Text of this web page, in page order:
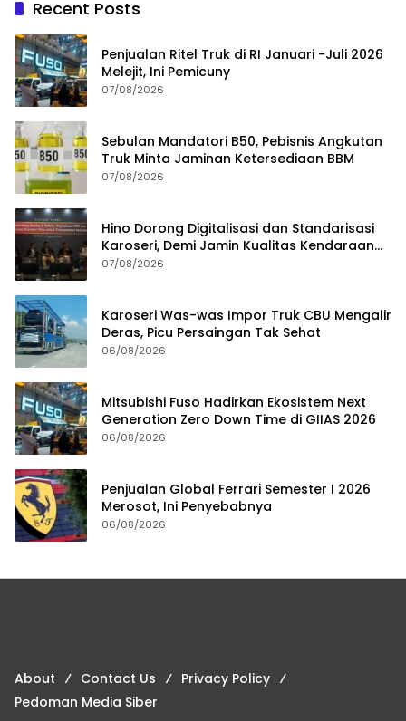
Recent Posts
Penjualan Ritel Truk di RI Januari -Juli 2026
Melejit, Ini Pemicuny
07/08/2026
Sebulan Mandatori B50, Pebisnis Angkutan
Truk Minta Jaminan Ketersediaan BBM
07/08/2026
Hino Dorong Digitalisasi dan Standarisasi
Karoseri, Demi Jamin Kualitas Kendaraan
Pelanggan
07/08/2026
Karoseri Was-was Impor Truk CBU Mengalir
Deras, Picu Persaingan Tak Sehat
06/08/2026
Mitsubishi Fuso Hadirkan Ekosistem Next
Generation Zero Down Time di GIIAS 2026
06/08/2026
Penjualan Global Ferrari Semester I 2026
Merosot, Ini Penyebabnya
06/08/2026
About Contact Us
Privacy Policy
Pedoman Media Siber